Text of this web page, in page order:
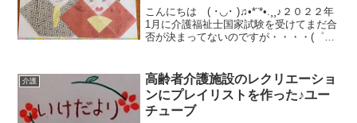
こんにちは ( ･◡･ )♫•*¨*•.¸¸♪２０２２年
1月に介護福祉士国家試験を受けてまだ合
否が決まってないのですが・・・・(゜
今日は「身体拘束」についてです。身...
介護
高齢者介護施設のレクリエーショ
ンにプレイリストを作った♪ユー
チューブ